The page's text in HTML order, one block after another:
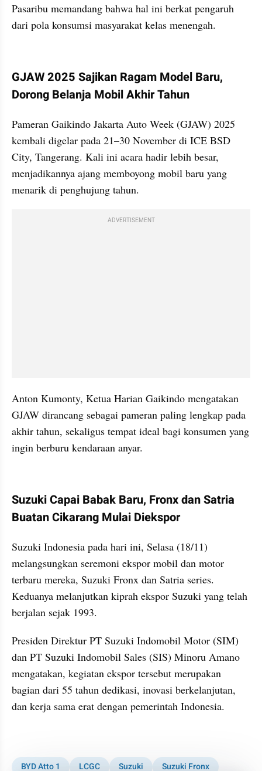
Pasaribu memandang bahwa hal ini berkat pengaruh
dari pola konsumsi masyarakat kelas menengah.
GJAW 2025 Sajikan Ragam Model Baru,
Dorong Belanja Mobil Akhir Tahun
Pameran Gaikindo Jakarta Auto Week (GJAW) 2025
kembali digelar pada 21–30 November di ICE BSD
City, Tangerang. Kali ini acara hadir lebih besar,
menjadikannya ajang memboyong mobil baru yang
menarik di penghujung tahun.
ADVERTISEMENT
Anton Kumonty, Ketua Harian Gaikindo mengatakan
GJAW dirancang sebagai pameran paling lengkap pada
akhir tahun, sekaligus tempat ideal bagi konsumen yang
ingin berburu kendaraan anyar.
Suzuki Capai Babak Baru, Fronx dan Satria
Buatan Cikarang Mulai Diekspor
Suzuki Indonesia pada hari ini, Selasa (18/11)
melangsungkan seremoni ekspor mobil dan motor
terbaru mereka, Suzuki Fronx dan Satria series.
Keduanya melanjutkan kiprah ekspor Suzuki yang telah
berjalan sejak 1993.
Presiden Direktur PT Suzuki Indomobil Motor (SIM)
dan PT Suzuki Indomobil Sales (SIS) Minoru Amano
mengatakan, kegiatan ekspor tersebut merupakan
bagian dari 55 tahun dedikasi, inovasi berkelanjutan,
dan kerja sama erat dengan pemerintah Indonesia.
BYD Atto 1 LCGC Suzuki Suzuki Fronx